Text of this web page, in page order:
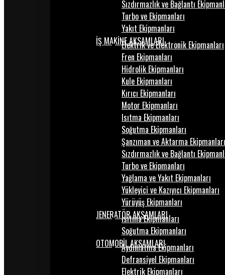
Sızdırmazlık ve Bağlantı
Turbo ve Ekipmanları
Yakıt Ekipmanları
İŞ MAKİNE AKSAMLARI
Elektrik ve Elektronik Ekipmanları
Fren Ekipmanları
Hidrolik Ekipmanları
Kule Ekipmanları
Kırıcı Ekipmanları
Motor Ekipmanları
Isıtma Ekipmanları
Soğutma Ekipmanları
Şanzıman ve Aktarma Ekipmanları
Sızdırmazlık ve Bağlantı
Turbo ve Ekipmanları
Yağlama ve Yakıt Ekipmanları
Yükleyici ve Kazıyıcı Ekipmanları
Yürüyüş Ekipmanları
JENERATÖR AKSAMLARI
Isıtma Ekipmanları
Soğutma Ekipmanları
OTOMOBİL AKSAMLARI
Aydınlatma Ekipmanları
Defransiyel Ekipmanları
Elektrik Ekipmanları